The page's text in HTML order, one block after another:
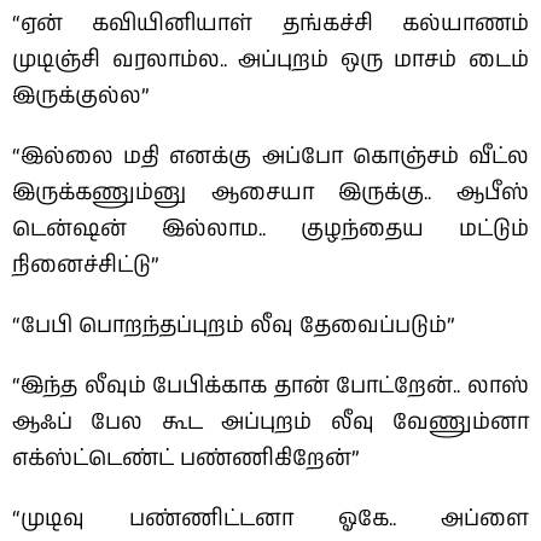
“ஏன் கவியினியாள் தங்கச்சி கல்யாணம்
முடிஞ்சி வரலாம்ல.. அப்புறம் ஒரு மாசம் டைம்
இருக்குல்ல”
“இல்லை மதி எனக்கு அப்போ கொஞ்சம் வீட்ல
இருக்கணும்னு ஆசையா இருக்கு.. ஆபீஸ்
டென்ஷன் இல்லாம.. குழந்தைய மட்டும்
நினைச்சிட்டு”
“பேபி பொறந்தப்புறம் லீவு தேவைப்படும்”
“இந்த லீவும் பேபிக்காக தான் போட்றேன்.. லாஸ்
ஆஃப் பேல கூட அப்புறம் லீவு வேணும்னா
எக்ஸ்ட்டெண்ட் பண்ணிகிறேன்”
“முடிவு பண்ணிட்டனா ஓகே.. அப்ளை